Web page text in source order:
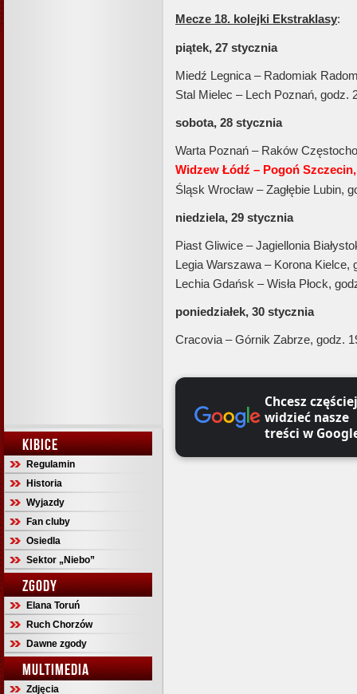
KIBICE
Regulamin
Historia
Wyjazdy
Fan cluby
Osiedla
Sektor „Niebo”
ZGODY
Elana Toruń
Ruch Chorzów
Dawne zgody
MULTIMEDIA
Zdjęcia
Mecze 18. kolejki Ekstraklasy:
piątek, 27 stycznia
Miedź Legnica – Radomiak
Stal Mielec – Lech Poznań, godz.
sobota, 28 stycznia
Warta Poznań – Raków
Widzew Łódź – Pogoń
Śląsk Wrocław – Zagłębie Lubin,
niedziela, 29 stycznia
Piast Gliwice – Jagiellonia
Legia Warszawa – Korona Kielce,
Lechia Gdańsk – Wisła Płock,
poniedziałek, 30 stycznia
Cracovia – Górnik Zabrze, godz.
Chcesz częściej
widzieć nasze
treści w